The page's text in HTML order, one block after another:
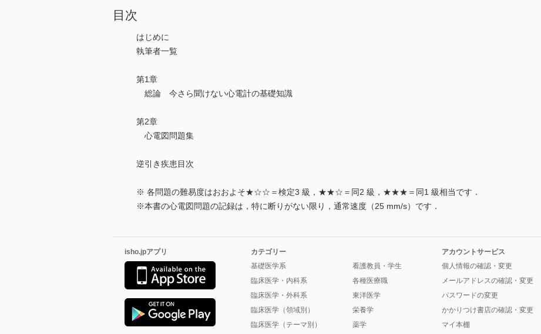
目次
はじめに
執筆者一覧
第1章
総論 今さら聞けない心電計の基礎知識
第2章
心電図問題集
逆引き疾患目次
※ 各問題の難易度はおおよそ★☆☆＝検定3 級，★★☆＝同2 級，★★★＝同1 級相当です．
※本書の心電図問題の記録は，特に断りがない限り，通常速度（25 mm/s）です．
isho.jpアプリ
カテゴリー
基礎医学系
臨床医学・内科系
臨床医学・外科系
臨床医学（領域別）
臨床医学（テーマ別）
看護教員・学生
各種医療職
東洋医学
栄養学
薬学
アカウントサービス
個人情報の確認・変更
メールアドレスの確認・変更
パスワードの変更
かかりつけ書店の確認・変更
マイ本棚